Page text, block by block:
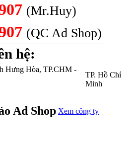
(Mr.Huy)
(QC Ad Shop)
hệ:
Hưng Hòa, TP.CHM -
TP. Hồ Chí
Minh
Ad Shop Xem công ty